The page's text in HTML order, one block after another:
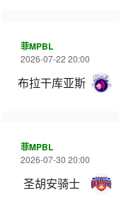
菲MPBL
2026-07-22 20:00
布拉干库亚斯
菲MPBL
2026-07-30 20:00
圣胡安骑士